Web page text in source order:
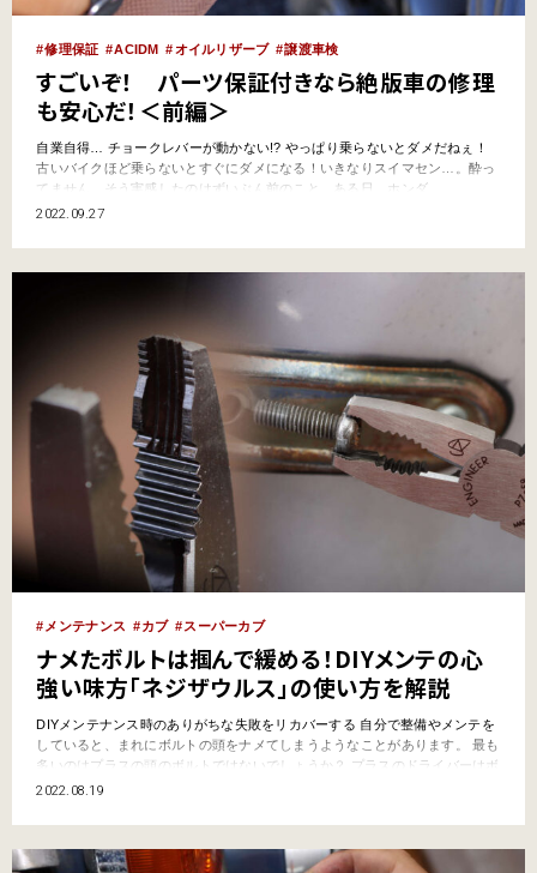
修理保証 ACIDM オイルリザーブ 譲渡車検
すごいぞ！ パーツ保証付きなら絶版車の修理
も安心だ！＜前編＞
自業自得… チョークレバーが動かない!? やっぱり乗らないとダメだねぇ！
古いバイクほど乗らないとすぐにダメになる！いきなりスイマセン…。酔っ
てません。そう実感したのはずいぶん前のこと。ある日、ホンダ
「VTR250」（2000年式）のエンジンをかけようとしたらチョークレバーが
かなくなってしまったんだね… マイガッ！！今どきキャ…
2022.09.27
メンテナンス カブ スーパーカブ
ナメたボルトは掴んで緩める！DIYメンテの心
強い味方「ネジザウルス」の使い方を解説
DIYメンテナンス時のありがちな失敗をリカバーする 自分で整備やメンテを
していると、まれにボルトの頭をナメてしまうようなことがあります。 最も
多いのはプラスの頭のボルトではないでしょうか？ プラスのドライバーはボ
ルトに対して押す力が「7」、回す力「3」という使い方のコツがあって扱い
れてしまう「カムアウト」を起こし、プラス溝…
2022.08.19